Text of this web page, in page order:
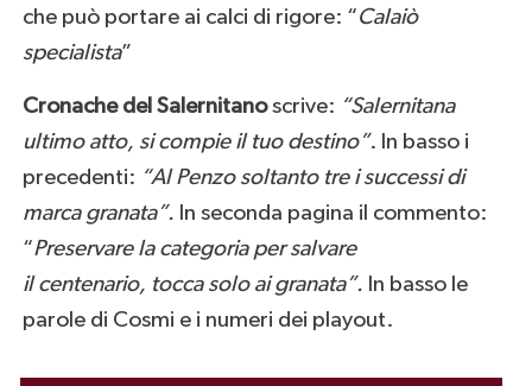
che può portare ai calci di rigore: “Calaiò
specialista”
Cronache del Salernitanoscrive: “Salernitana
ultimo atto, si compie il tuo destino”. In basso i
precedenti: “Al Penzo soltanto tre i successi di
marca granata”. In seconda pagina il commento:
“Preservare la categoria per salvare
il centenario, tocca solo ai granata”. In basso le
parole di Cosmi e i numeri dei playout.